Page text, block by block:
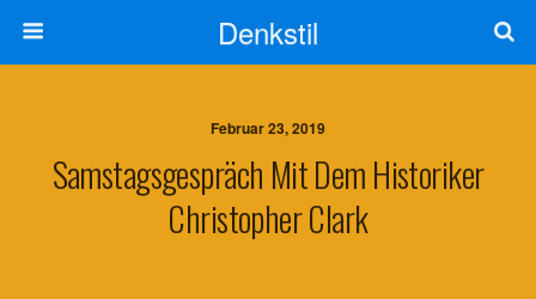
Denkstil
Februar 23, 2019
Samstagsgespräch Mit Dem Historiker
Christopher Clark